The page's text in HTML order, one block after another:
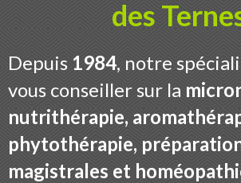
Boutique
des
Depuis 1984, notre
vous conseiller sur la
nutrithérapie,
phytothérapie,
magistrales et